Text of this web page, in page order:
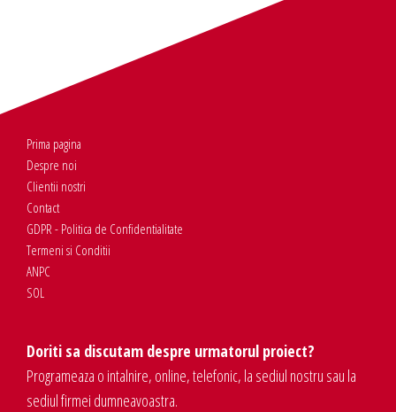
Prima pagina
Despre noi
Clientii nostri
Contact
GDPR - Politica de Confidentialitate
Termeni si Conditii
ANPC
SOL
Doriti sa discutam despre urmatorul proiect?
Programeaza o intalnire, online, telefonic, la sediul nostru sau la
sediul firmei dumneavoastra.